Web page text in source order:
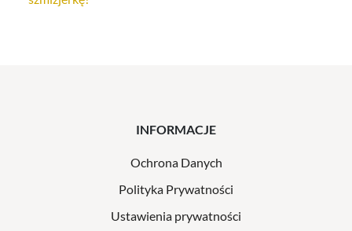
INFORMACJE
Ochrona Danych
Polityka Prywatności
Ustawienia prywatności